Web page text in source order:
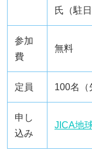
氏（駐
参加
費
無料
定員 100名（
申し
込み
JICA地